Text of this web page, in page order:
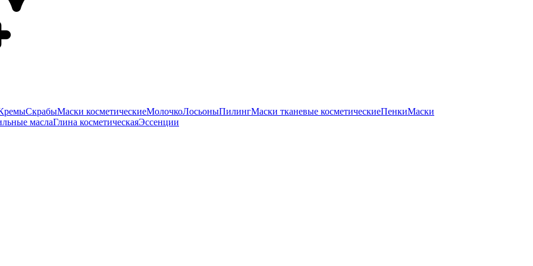
СкрабыМаски косметическиеМолочкоЛосьоныПилингМаски тканевые косметическиеПенкиМаски
маслаГлина косметическаяЭссенции